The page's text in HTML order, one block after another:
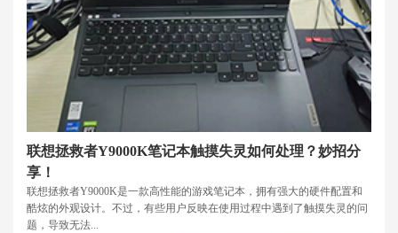
联想拯救者Y9000K笔记本触摸失灵如何处理？妙招分
享！
联想拯救者Y9000K是一款高性能的游戏笔记本，拥有强大的硬件配置和
酷炫的外观设计。不过，有些用户反映在使用过程中遇到了触摸失灵的问
题，导致无法...